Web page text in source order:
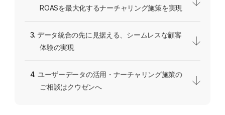
ROASを最大化するナーチャリング施策を実現
データ統合の先に見据える、シームレスな顧客
体験の実現
ユーザーデータの活用・ナーチャリング施策の
ご相談はクウゼンへ